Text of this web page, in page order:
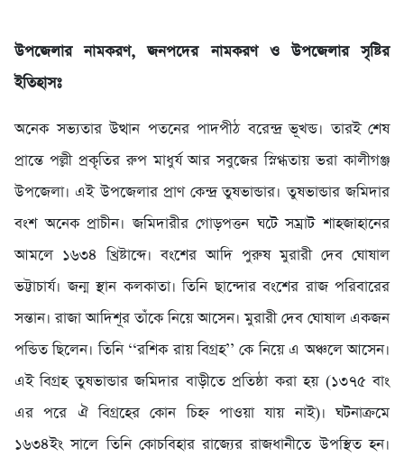
উপজেলার নামকরণ, জনপদের নামকরণ ও উপজেলার সৃষ্টির
ইতিহাসঃ
অনেক সভ্যতার উত্থান পতনের পাদপীঠ বরেন্দ্র ভূখন্ড। তারই শেষ
প্রান্তে পল্লী প্রকৃতির রুপ মাধুর্য আর সবুজের স্নিগ্ধতায় ভরা কালীগঞ্জ
উপজেলা। এই উপজেলার প্রাণ কেন্দ্র তুষভান্ডার। তুষভান্ডার জমিদার
বংশ অনেক প্রাচীন। জমিদারীর গোড়পত্তন ঘটে সম্রাট শাহজাহানের
আমলে ১৬৩৪ খ্রিষ্টাব্দে। বংশের আদি পুরুষ মুরারী দেব ঘোষাল
ভট্টাচার্য। জন্ম স্থান কলকাতা। তিনি ছান্দোর বংশের রাজ পরিবারের
সন্তান। রাজা আদিশূর তাঁকে নিয়ে আসেন। মুরারী দেব ঘোষাল একজন
পন্ডিত ছিলেন। তিনি ‘‘রশিক রায় বিগ্রহ’’ কে নিয়ে এ অঞ্চলে আসেন।
এই বিগ্রহ তুষভান্ডার জমিদার বাড়ীতে প্রতিষ্ঠা করা হয় (১৩৭৫ বাং
এর পরে ঐ বিগ্রহের কোন চিহ্ন পাওয়া যায় নাই)। ঘটনাক্রমে
১৬৩৪ইং সালে তিনি কোচবিহার রাজ্যের রাজধানীতে উপস্থিত হন।